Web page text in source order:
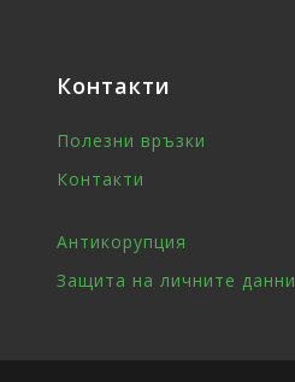
Контакти
Полезни връзки
Контакти
Антикорупция
Защита на личните данни